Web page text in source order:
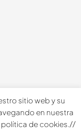
sitio web y su
en nuestra
de cookies.//